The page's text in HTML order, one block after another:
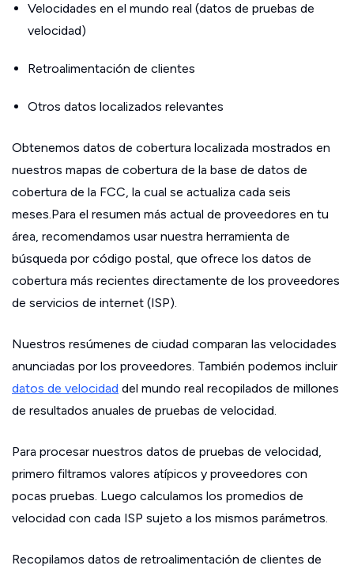
Velocidades en el mundo real (datos de pruebas de
velocidad)
Retroalimentación de clientes
Otros datos localizados relevantes
Obtenemos datos de cobertura localizada mostrados en
nuestros mapas de cobertura de la base de datos de
cobertura de la FCC, la cual se actualiza cada seis
meses.Para el resumen más actual de proveedores en tu
área, recomendamos usar nuestra herramienta de
búsqueda por código postal, que ofrece los datos de
cobertura más recientes directamente de los proveedores
de servicios de internet (ISP).
Nuestros resúmenes de ciudad comparan las velocidades
anunciadas por los proveedores. También podemos incluir
datos de velocidad del mundo real recopilados de millones
de resultados anuales de pruebas de velocidad.
Para procesar nuestros datos de pruebas de velocidad,
primero filtramos valores atípicos y proveedores con
pocas pruebas. Luego calculamos los promedios de
velocidad con cada ISP sujeto a los mismos parámetros.
Recopilamos datos de retroalimentación de clientes de